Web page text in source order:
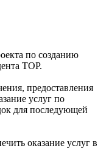
по созданию
ТОР.
предоставления
услуг по
для последующей
оказание услуг в